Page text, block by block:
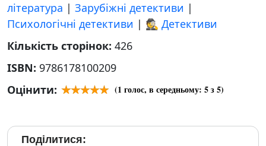
література | Зарубіжні детективи |
Психологічні детективи | 🕵 Детективи
Кількість сторінок: 426
ISBN: 9786178100209
Оцінити:
(1 голос, в середньому: 5з 5)
Поділитися: